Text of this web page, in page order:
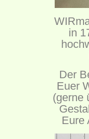
in
Der
Euer
(gerne
Eure